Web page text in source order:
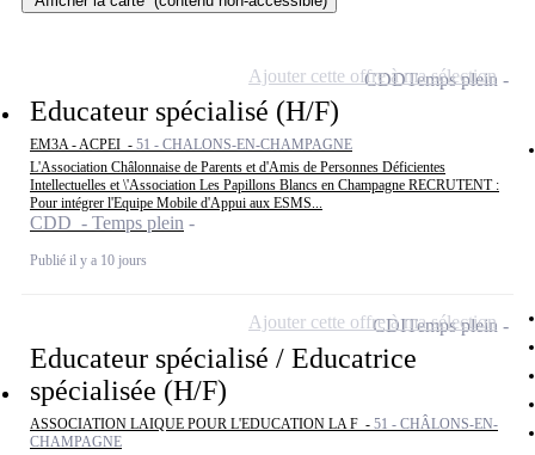
Educateur spécialisé (H/F)
EM3A - ACPEI - 51 - CHALONS-EN-CHAMPAGNE
L'Association Châlonnaise de Parents et d'Amis de Personnes Déficientes
Intellectuelles et \'Association Les Papillons Blancs en Champagne RECRUTENT :
Pour intégrer l'Equipe Mobile d'Appui aux ESMS...
CDD - Temps plein
Publié il y a 10 jours
CDDTemps plein
Ajouter cette offre à ma sélection
Educateur spécialisé / Educatrice
spécialisée (H/F)
ASSOCIATION LAIQUE POUR L'EDUCATION LA F - 51 - CHÂLONS-EN-
CHAMPAGNE
CDITemps plein
Ajouter cette offre à ma sélection